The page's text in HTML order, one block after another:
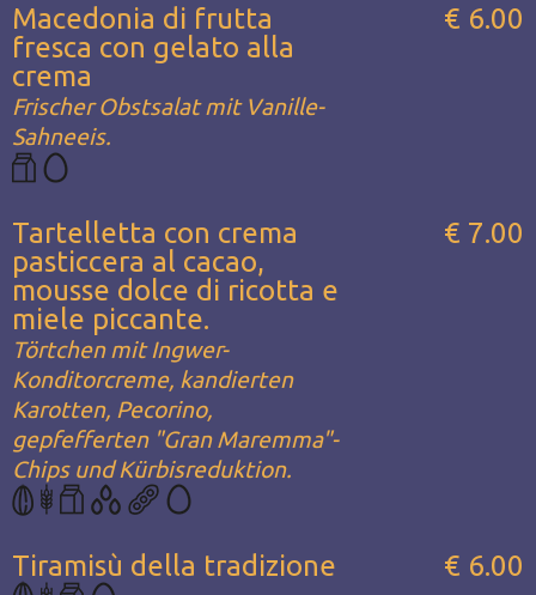
Macedonia di frutta
fresca con gelato alla
crema
Frischer Obstsalat mit Vanille-
Sahneeis.
€ 6.00
Tartelletta con crema
pasticcera al cacao,
mousse dolce di ricotta e
miele piccante.
Törtchen mit Ingwer-
Konditorcreme, kandierten
Karotten, Pecorino,
gepfefferten "Gran Maremma"-
Chips und Kürbisreduktion.
€ 7.00
Tiramisù della tradizione € 6.00